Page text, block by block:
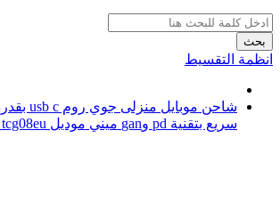
بحث
انظمة التقسيط
سريع بتقنية pd وgan ميني موديل jr tcg08eu